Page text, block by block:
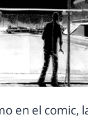
en el comic,